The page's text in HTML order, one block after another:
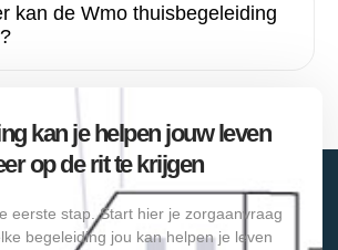
kan de Wmo thuisbegeleiding
kan je helpen jouw leven
op de rit te krijgen
eerste stap. Start hier je zorgaanvraag
begeleiding jou kan helpen je leven